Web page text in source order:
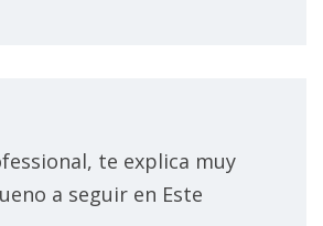
te explica muy
a seguir en Este